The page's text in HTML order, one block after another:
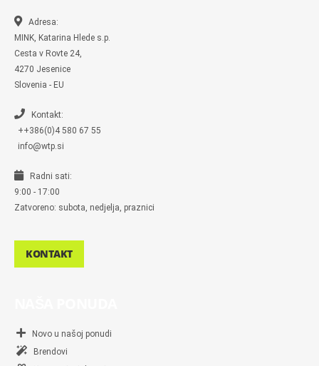
k
-
m
e
s
s
e
n
r
Adresa:
MINK, Katarina Hlede s.p.
Cesta v Rovte 24,
4270 Jesenice
Slovenia - EU
Kontakt:
++386(0)4 580 67 55
info@wtp.si
Radni sati:
9:00 - 17:00
Zatvoreno: subota, nedjelja, praznici
KONTAKT
Novo u našoj ponudi
Brendovi